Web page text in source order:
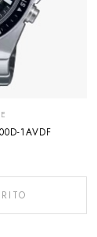
1AVDF